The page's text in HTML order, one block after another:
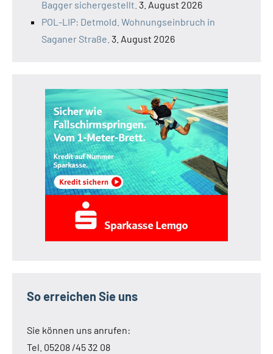
Bagger sichergestellt. 3. August 2026
POL-LIP: Detmold. Wohnungseinbruch in
Saganer Straße. 3. August 2026
So erreichen Sie uns
Sie können uns anrufen:
Tel. 05208 /45 32 08